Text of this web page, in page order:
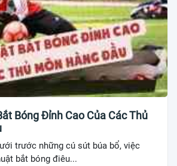
Bóng Đỉnh Cao Của Các Thủ
trước những cú sút búa bổ, việc
bắt bóng điêu...